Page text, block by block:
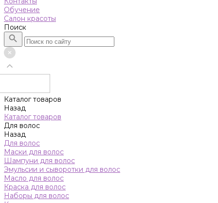
Обучение
Салон красоты
Поиск
Каталог товаров
Назад
Каталог товаров
Для волос
Назад
Для волос
Маски для волос
Шампуни для волос
Эмульсии и сыворотки для волос
Масло для волос
Краска для волос
Наборы для волос